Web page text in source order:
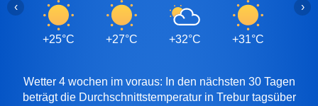
+25°C +27°C +32°C +31°C
‹ ›
Wetter 4 wochen im voraus: In den nächsten 30 Tagen
beträgt die Durchschnittstemperatur in Trebur tagsüber